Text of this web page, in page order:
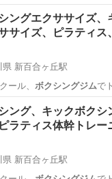
ングエクササイズ、
サイズ、ピラティ
県 新百合ヶ丘駅
ール、 ボクシングジムで
百合ヶ丘駅 空手/他格闘
ング、キックボクシ
ラティス体幹トレー
県 新百合ヶ丘駅